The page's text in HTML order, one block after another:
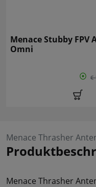
Menace Stubby FPV
Omni
€
Menace Thrasher
Menace Thrasher